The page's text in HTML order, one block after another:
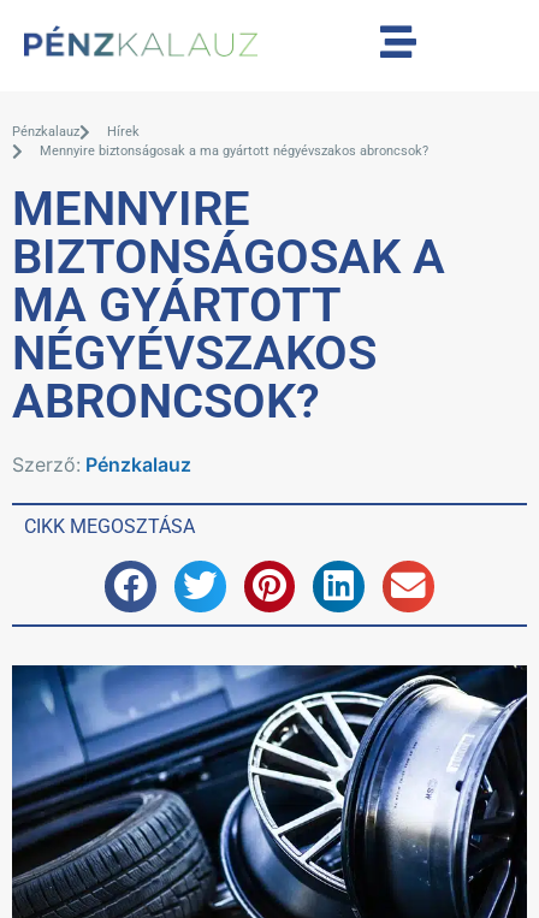
Pénzkalauz
Hírek
Mennyire biztonságosak a ma gyártott négyévszakos abroncsok?
MENNYIRE
BIZTONSÁGOSAK A
MA GYÁRTOTT
NÉGYÉVSZAKOS
ABRONCSOK?
Szerző: Pénzkalauz
CIKK MEGOSZTÁSA